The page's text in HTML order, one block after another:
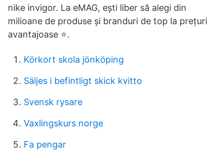
nike invigor. La eMAG, ești liber să alegi din
milioane de produse și branduri de top la prețuri
avantajoase ⭐.
Körkort skola jönköping
Säljes i befintligt skick kvitto
Svensk rysare
Vaxlingskurs norge
Fa pengar